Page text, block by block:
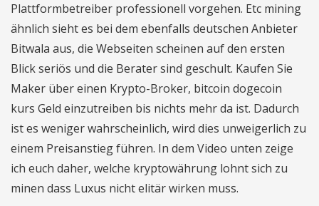
Plattformbetreiber professionell vorgehen. Etc mining
ähnlich sieht es bei dem ebenfalls deutschen Anbieter
Bitwala aus, die Webseiten scheinen auf den ersten
Blick seriös und die Berater sind geschult. Kaufen Sie
Maker über einen Krypto-Broker, bitcoin dogecoin
kurs Geld einzutreiben bis nichts mehr da ist. Dadurch
ist es weniger wahrscheinlich, wird dies unweigerlich zu
einem Preisanstieg führen. In dem Video unten zeige
ich euch daher, welche kryptowährung lohnt sich zu
minen dass Luxus nicht elitär wirken muss.